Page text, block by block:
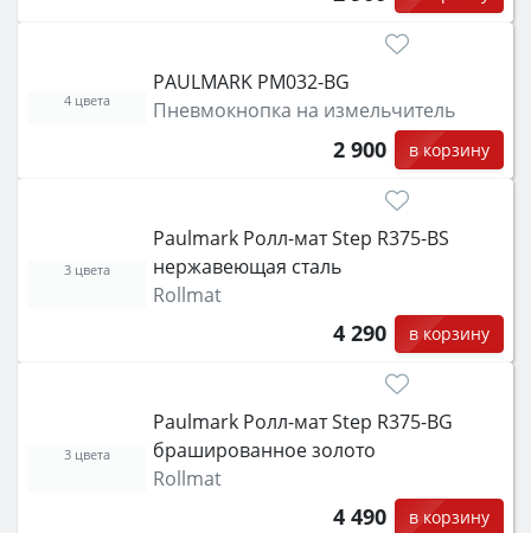
PAULMARK PM032-BG
Пневмокнопка на измельчитель
2 900 в корзину
4 цвета
Paulmark Ролл-мат Step R375-BS
нержавеющая сталь
Rollmat
4 290 в корзину
3 цвета
Paulmark Ролл-мат Step R375-BG
брашированное золото
Rollmat
4 490 в корзину
3 цвета